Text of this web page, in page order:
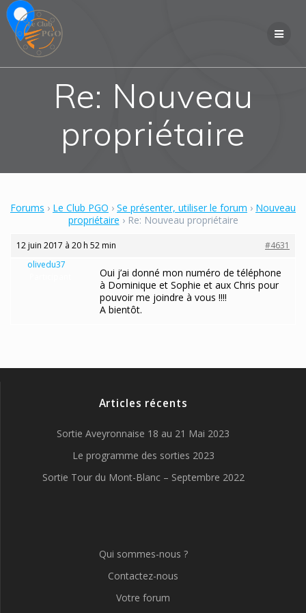
Re: Nouveau
propriétaire
Forums › Le Club PGO › Se présenter, utiliser le forum › Nouveau
propriétaire › Re: Nouveau propriétaire
12 juin 2017 à 20 h 52 min
#4631
olivedu37
Oui j’ai donné mon numéro de téléphone
à Dominique et Sophie et aux Chris pour
pouvoir me joindre à vous !!!!
A bientôt.
Articles récents
Sortie Aveyronnaise 18 au 21 Mai 2023
Le programme des sorties 2023
Sortie Tour du Mont-Blanc – Septembre 2022
Qui sommes-nous ?
Contactez-nous
Votre forum